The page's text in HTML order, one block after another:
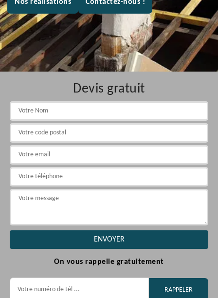
Nos réalisations Contactez-nous !
Devis gratuit
On vous rappelle gratuitement